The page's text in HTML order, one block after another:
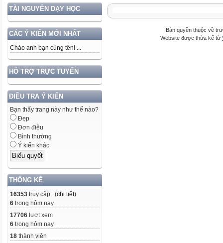
TÀI NGUYÊN DẠY HỌC
CÁC Ý KIẾN MỚI NHẤT
Chào anh bạn cùng tên! ...
HỖ TRỢ TRỰC TUYẾN
ĐIỀU TRA Ý KIẾN
Bạn thấy trang này như thế nào?
Đẹp
Đơn điệu
Bình thường
Ý kiến khác
THỐNG KÊ
16353 truy cập (chi tiết)
6 trong hôm nay
17706 lượt xem
6 trong hôm nay
18 thành viên
Bản quyền thuộc về
Website được thừa kế từ